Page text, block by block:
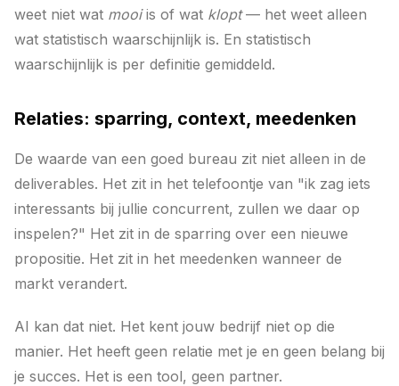
weet niet wat mooiis of wat klopt— het weet alleen
wat statistisch waarschijnlijk is. En statistisch
waarschijnlijk is per definitie gemiddeld.
Relaties: sparring, context, meedenken
De waarde van een goed bureau zit niet alleen in de
deliverables. Het zit in het telefoontje van "ik zag iets
interessants bij jullie concurrent, zullen we daar op
inspelen?" Het zit in de sparring over een nieuwe
propositie. Het zit in het meedenken wanneer de
markt verandert.
AI kan dat niet. Het kent jouw bedrijf niet op die
manier. Het heeft geen relatie met je en geen belang bij
je succes. Het is een tool, geen partner.